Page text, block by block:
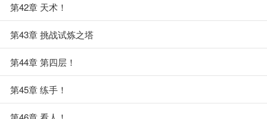
第42章 天术！
第43章 挑战试炼之塔
第44章 第四层！
第45章 练手！